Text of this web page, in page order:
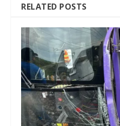
RELATED POSTS